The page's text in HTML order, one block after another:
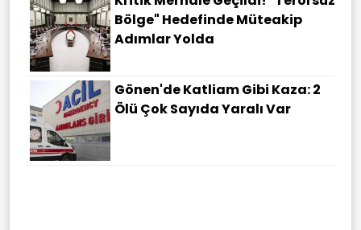
Bölge" Hedefinde Müteakip
Adımlar Yolda
Gönen'de Katliam Gibi Kaza: 2
Ölü Çok Sayıda Yaralı Var